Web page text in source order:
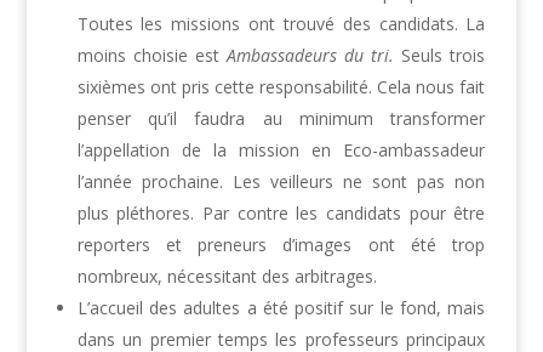
Toutes les missions ont trouvé des candidats. La
moins choisie est Ambassadeurs du tri. Seuls trois
sixièmes ont pris cette responsabilité. Cela nous fait
penser qu’il faudra au minimum transformer
l’appellation de la mission en Eco-ambassadeur
l’année prochaine. Les veilleurs ne sont pas non
plus pléthores. Par contre les candidats pour être
reporters et preneurs d’images ont été trop
nombreux, nécessitant des arbitrages.
L’accueil des adultes a été positif sur le fond, mais
dans un premier temps les professeurs principaux